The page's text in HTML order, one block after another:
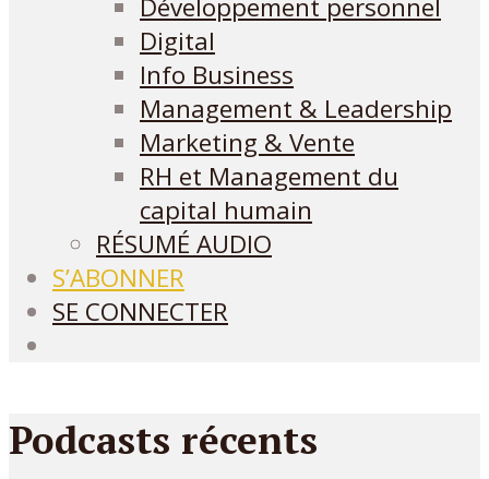
Développement personnel
Digital
Info Business
Management & Leadership
Marketing & Vente
RH et Management du
capital humain
RÉSUMÉ AUDIO
S’ABONNER
SE CONNECTER
Podcasts récents